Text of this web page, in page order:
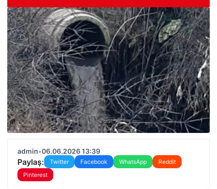
admin•06.06.2026 13:39
Paylaş: Twitter Facebook WhatsApp
Reddit
Pinterest